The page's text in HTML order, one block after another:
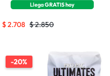
LlegaGRATIShoy
$2.850
$2.708
-20%